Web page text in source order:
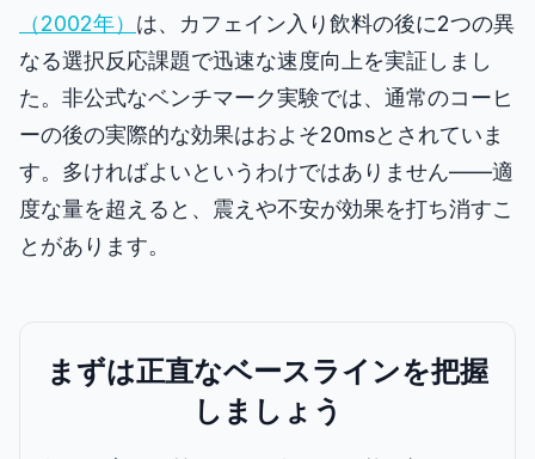
（2002年） は、カフェイン入り飲料の後に2つの異
なる選択反応課題で迅速な速度向上を実証しまし
た。非公式なベンチマーク実験では、通常のコーヒ
ーの後の実際的な効果はおよそ20msとされていま
す。多ければよいというわけではありません――適
度な量を超えると、震えや不安が効果を打ち消すこ
とがあります。
まずは正直なベースラインを把握
しましょう